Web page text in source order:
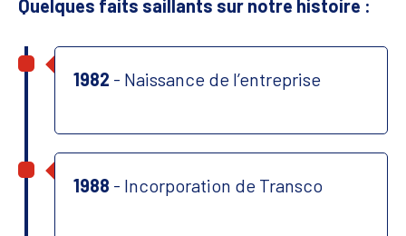
Quelques faits saillants sur notre histoire :
1982 - Naissance de l’entreprise
1988 - Incorporation de Transco